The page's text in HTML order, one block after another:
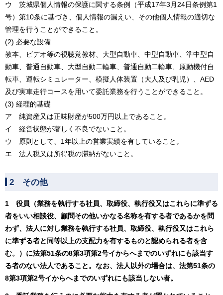
ウ 茨城県個人情報の保護に関する条例（平成17年3月24日条例第1
号）第10条に基づき、個人情報の漏えい、その他個人情報の適切な
管理を行うことができること。
(2) 必要な設備
教本、ビデオ等の視聴覚教材、大型自動車、中型自動車、準中型自
動車、普通自動車、大型自動二輪車、普通自動二輪車、原動機付自
転車、運転シミュレーター、模擬人体装置（大人及び乳児）、AED
及び実車走行コースを用いて委託業務を行うことができること。
(3) 経理的基礎
ア 純資産又は正味財産が500万円以上であること。
イ 経営状態が著しく不良でないこと。
ウ 原則として、1年以上の営業実績を有していること。
エ 法人税又は所得税の滞納がないこと。
2 その他
1 役員（業務を執行する社員、取締役、執行役又はこれらに準ずる
者をいい相談役、顧問その他いかなる名称を有する者であるかを問
わず、法人に対し業務を執行する社員、取締役、執行役又はこれら
に準ずる者と同等以上の支配力を有するものと認められる者を含
む。）に法第51条の8第3項第2号イからへまでのいずれにも該当す
る者のない法人であること。なお、法人以外の場合は、法第51条の
8第3項第2号イからへまでのいずれにも該当しない者。